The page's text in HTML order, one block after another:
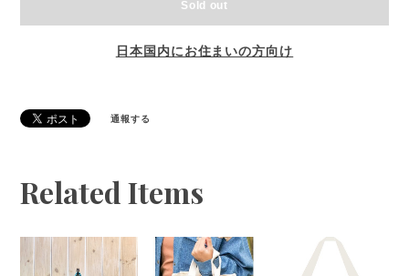
Sold out
日本国内にお住まいの方向け
通報する
Related Items